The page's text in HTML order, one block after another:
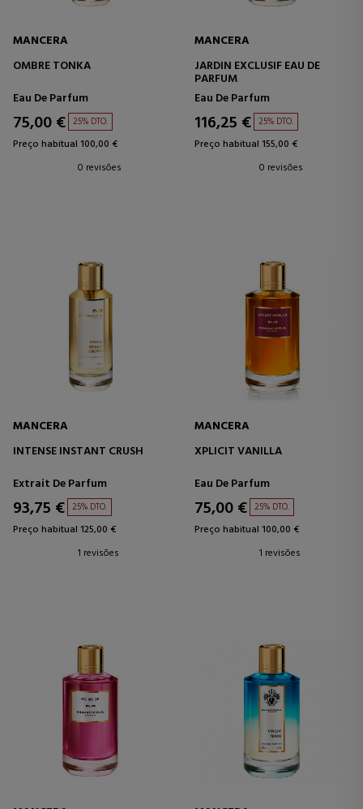
MANCERA
OMBRE TONKA
Eau De Parfum
75,00 € 25% DTO.
Preço habitual 100,00 €
0 revisões
MANCERA
JARDIN EXCLUSIF EAU DE
PARFUM
Eau De Parfum
116,25 € 25% DTO.
Preço habitual 155,00 €
0 revisões
MANCERA
INTENSE INSTANT CRUSH
Extrait De Parfum
93,75 € 25% DTO.
Preço habitual 125,00 €
1 revisões
MANCERA
XPLICIT VANILLA
Eau De Parfum
75,00 € 25% DTO.
Preço habitual 100,00 €
1 revisões